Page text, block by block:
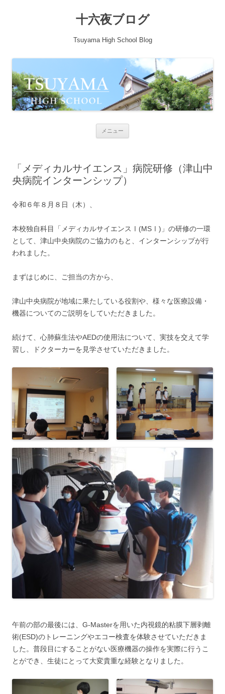
十六夜ブログ
Tsuyama High School Blog
メニュー
「メディカルサイエンス」病院研修（津山中
央病院インターンシップ）
令和６年８月８日（木）、
本校独自科目「メディカルサイエンスⅠ(MSⅠ)」の研修の一環
として、津山中央病院のご協力のもと、インターンシップが行
われました。
まずはじめに、ご担当の方から、
津山中央病院が地域に果たしている役割や、様々な医療設備・
機器についてのご説明をしていただきました。
続けて、心肺蘇生法やAEDの使用法について、実技を交えて学
習し、ドクターカーを見学させていただきました。
午前の部の最後には、G-Masterを用いた内視鏡的粘膜下層剥離
術(ESD)のトレーニングやエコー検査を体験させていただきま
した。普段目にすることがない医療機器の操作を実際に行うこ
とができ、生徒にとって大変貴重な経験となりました。